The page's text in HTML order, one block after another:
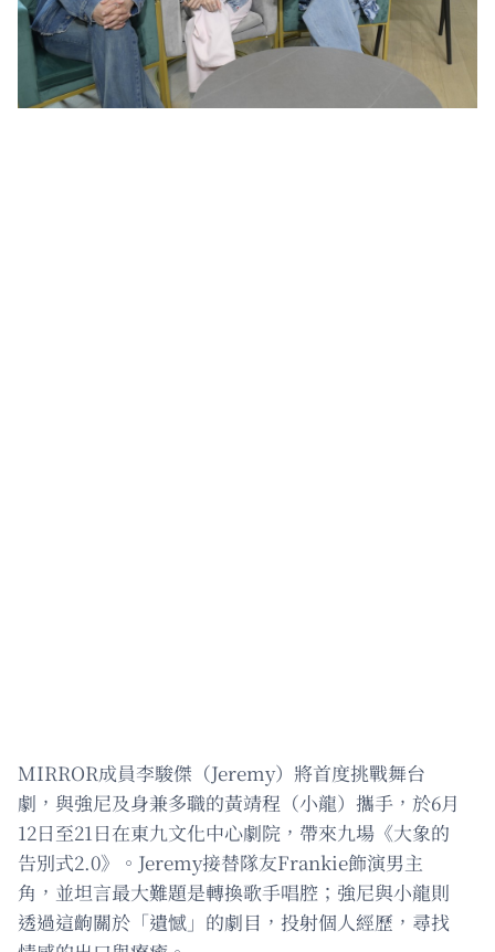
MIRROR成員李駿傑（Jeremy）將首度挑戰舞台
劇，與強尼及身兼多職的黃靖程（小龍）攜手，於6月
12日至21日在東九文化中心劇院，帶來九場《大象的
告別式2.0》。Jeremy接替隊友Frankie飾演男主
角，並坦言最大難題是轉換歌手唱腔；強尼與小龍則
透過這齣關於「遺憾」的劇目，投射個人經歷，尋找